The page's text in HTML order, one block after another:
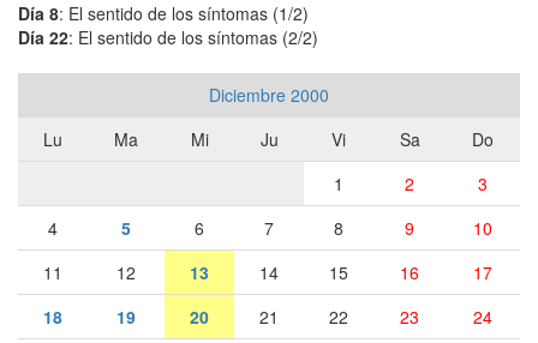
Día 8: El sentido de los síntomas (1/2)
Día 22: El sentido de los síntomas (2/2)
Diciembre 2000
Lu
Ma Mi Ju Vi Sa
Do
1
2
3
4
5 6 7 8 9
10
11
12 13 14 15 16
17
18
19 20 21 22 23
24